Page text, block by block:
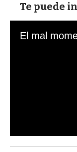
Te puede
s